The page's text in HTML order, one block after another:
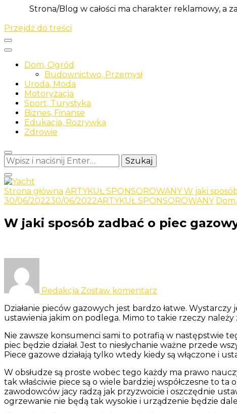
Strona/Blog w całości ma charakter reklamowy, a
Przejdź do treści
Dom, Ogród
Budownictwo, Przemysł
Uroda, Moda
Motoryzacja
Sport, Turystyka
Biznes, Finanse
Edukacja, Rozrywka
Zdrowie
Szukasz
czegoś?
Yacht
Odkrywaj nowe i ciekawe informacje
Strona główna ARTYKUŁ SPONSOROWANYW jaki
30/06/202230/06/2022ARTYKUŁ SPONSOROWANY
W jaki sposób zadbać o piec
Redakcja Zostaw komentarz
o
piec
Działanie pieców gazowych jest bardzo łatwe.
ustawienia jakim on podlega. Mimo to takie rzeczy należy
Nie zawsze konsumenci sami to potrafią w następstwie
piec będzie działał. Jest to niesłychanie ważne przede
Piece gazowe działają tylko wtedy kiedy są włączone i
W obsłudze są proste wobec tego każdy ma prawo
tak właściwie piece są o wiele bardziej współczesne to
zawodowców jacy radzą jak przyzwoicie i oszczędnie
ogrzewanie nie będą tak wysokie i urządzenie będzie